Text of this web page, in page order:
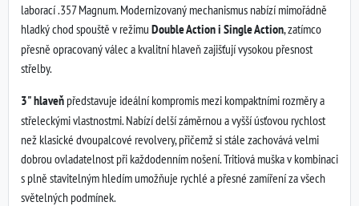
laborací .357 Magnum. Modernizovaný mechanismus nabízí mimořádně
hladký chod spouště v režimu Double Action i Single Action, zatímco
přesně opracovaný válec a kvalitní hlaveň zajišťují vysokou přesnost
střelby.
3" hlaveň představuje ideální kompromis mezi kompaktními rozměry a
střeleckými vlastnostmi. Nabízí delší záměrnou a vyšší úsťovou rychlost
než klasické dvoupalcové revolvery, přičemž si stále zachovává velmi
dobrou ovladatelnost při každodenním nošení. Tritiová muška v kombinaci
s plně stavitelným hledím umožňuje rychlé a přesné zamíření za všech
světelných podmínek.